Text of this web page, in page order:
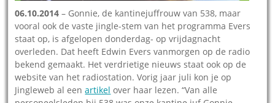
06.10.2014 – Gonnie, de kantinejuffrouw van 538, maar
vooral ook de vaste jingle-stem van het programma Evers
staat op, is afgelopen donderdag- op vrijdagnacht
overleden. Dat heeft Edwin Evers vanmorgen op de radio
bekend gemaakt. Het verdrietige nieuws staat ook op de
website van het radiostation. Vorig jaar juli kon je op
Jingleweb al eenartikel over haar lezen. “Van alle